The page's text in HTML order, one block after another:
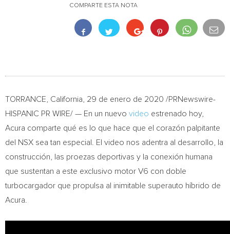
COMPARTE ESTA NOTA
TORRANCE, California , 29 de enero de 2020 /PRNewswire-
HISPANIC PR WIRE/ — En un nuevo video estrenado hoy,
Acura comparte qué es lo que hace que el corazón palpitante
del NSX sea tan especial. El video nos adentra al desarrollo, la
construcción, las proezas deportivas y la conexión humana
que sustentan a este exclusivo motor V6 con doble
turbocargador que propulsa al inimitable superauto híbrido de
Acura.